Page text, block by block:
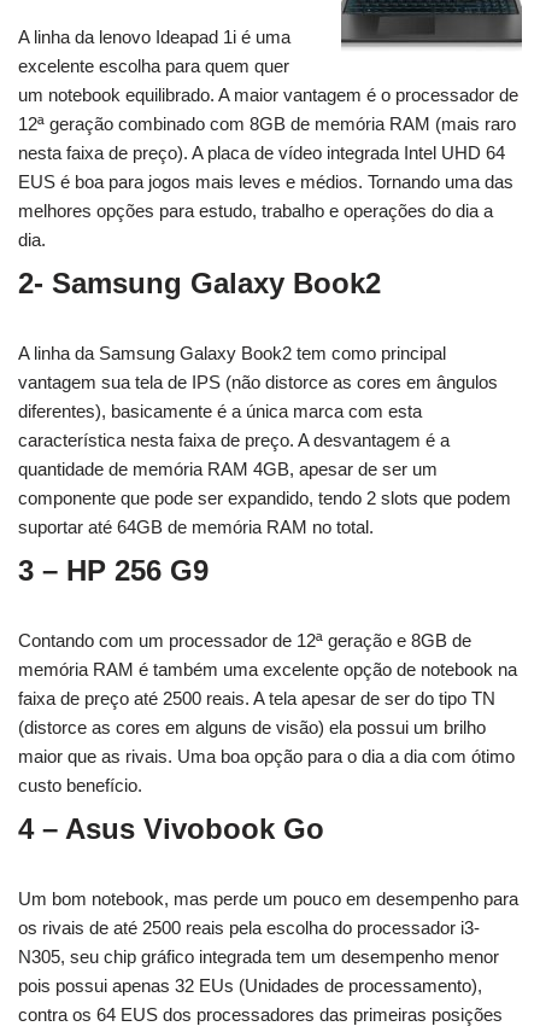
A linha da lenovo Ideapad 1i é uma
excelente escolha para quem quer
um notebook equilibrado. A maior vantagem é o processador de
12ª geração combinado com 8GB de memória RAM (mais raro
nesta faixa de preço). A placa de vídeo integrada Intel UHD 64
EUS é boa para jogos mais leves e médios. Tornando uma das
melhores opções para estudo, trabalho e operações do dia a
dia.
2- Samsung Galaxy Book2
A linha da Samsung Galaxy Book2 tem como principal
vantagem sua tela de IPS (não distorce as cores em ângulos
diferentes), basicamente é a única marca com esta
característica nesta faixa de preço. A desvantagem é a
quantidade de memória RAM 4GB, apesar de ser um
componente que pode ser expandido, tendo 2 slots que podem
suportar até 64GB de memória RAM no total.
3 – HP 256 G9
Contando com um processador de 12ª geração e 8GB de
memória RAM é também uma excelente opção de notebook na
faixa de preço até 2500 reais. A tela apesar de ser do tipo TN
(distorce as cores em alguns de visão) ela possui um brilho
maior que as rivais. Uma boa opção para o dia a dia com ótimo
custo benefício.
4 – Asus Vivobook Go
Um bom notebook, mas perde um pouco em desempenho para
os rivais de até 2500 reais pela escolha do processador i3-
N305, seu chip gráfico integrada tem um desempenho menor
pois possui apenas 32 EUs (Unidades de processamento),
contra os 64 EUS dos processadores das primeiras posições